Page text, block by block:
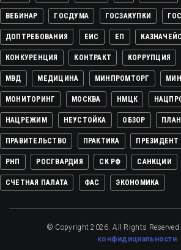
ВЕБИНАР ГОСДУМА ГОСЗАКУПКИ
ДОПТРЕБОВАНИЯ ЕИС ЕП
КОНКУРЕНЦИЯ КОНТРАКТ КОРРУПЦИЯ
МВД МЕДИЦИНА МИНПРОМТОРГ
МОНИТОРИНГ МОСКВА НМЦК
НАЦРЕЖИМ НЕУСТОЙКА ОБЗОР
ПРАВИТЕЛЬСТВО ПРАКТИКА ПРЕЗИДЕНТ
РНП РОСГВАРДИЯ СК РФ САНКЦИИ
СЧЕТНАЯ ПАЛАТА ФАС ЭКОНОМИКА
© Copyright 2026. All Rights
конфидициальности